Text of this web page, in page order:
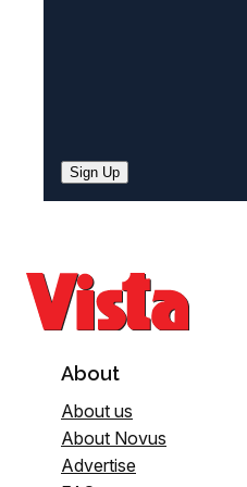
Sign Up
About
About us
About Novus
Advertise